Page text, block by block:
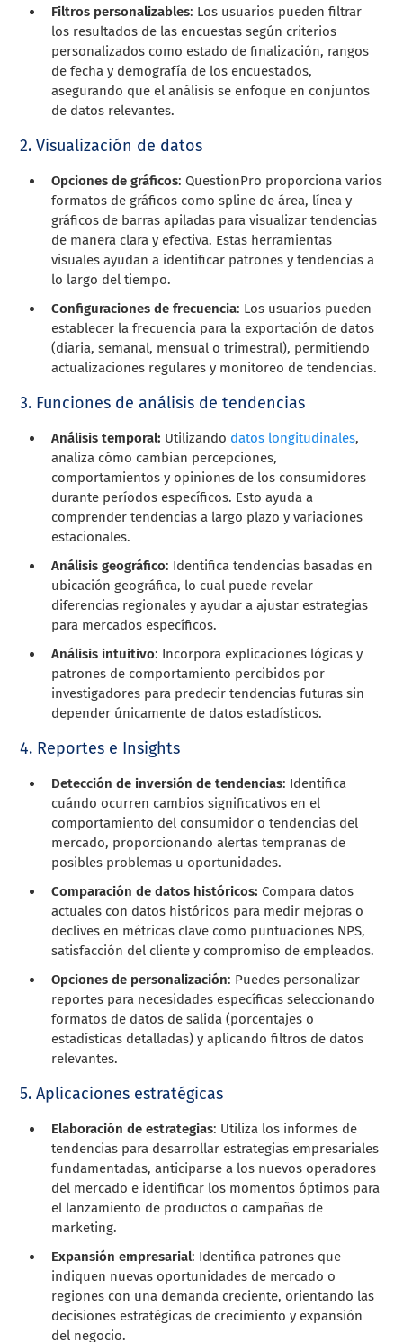
Filtros personalizables: Los usuarios pueden filtrar
los resultados de las encuestas según criterios
personalizados como estado de finalización, rangos
de fecha y demografía de los encuestados,
asegurando que el análisis se enfoque en conjuntos
de datos relevantes.
2. Visualización de datos
Opciones de gráficos: QuestionPro proporciona varios
formatos de gráficos como spline de área, línea y
gráficos de barras apiladas para visualizar tendencias
de manera clara y efectiva. Estas herramientas
visuales ayudan a identificar patrones y tendencias a
lo largo del tiempo.
Configuraciones de frecuencia: Los usuarios pueden
establecer la frecuencia para la exportación de datos
(diaria, semanal, mensual o trimestral), permitiendo
actualizaciones regulares y monitoreo de tendencias.
3. Funciones de análisis de tendencias
Análisis temporal: Utilizando datos longitudinales,
analiza cómo cambian percepciones,
comportamientos y opiniones de los consumidores
durante períodos específicos. Esto ayuda a
comprender tendencias a largo plazo y variaciones
estacionales.
Análisis geográfico: Identifica tendencias basadas en
ubicación geográfica, lo cual puede revelar
diferencias regionales y ayudar a ajustar estrategias
para mercados específicos.
Análisis intuitivo: Incorpora explicaciones lógicas y
patrones de comportamiento percibidos por
investigadores para predecir tendencias futuras sin
depender únicamente de datos estadísticos.
4. Reportes e Insights
Detección de inversión de tendencias: Identifica
cuándo ocurren cambios significativos en el
comportamiento del consumidor o tendencias del
mercado, proporcionando alertas tempranas de
posibles problemas u oportunidades.
Comparación de datos históricos: Compara datos
actuales con datos históricos para medir mejoras o
declives en métricas clave como puntuaciones NPS,
satisfacción del cliente y compromiso de empleados.
Opciones de personalización: Puedes personalizar
reportes para necesidades específicas seleccionando
formatos de datos de salida (porcentajes o
estadísticas detalladas) y aplicando filtros de datos
relevantes.
5. Aplicaciones estratégicas
Elaboración de estrategias: Utiliza los informes de
tendencias para desarrollar estrategias empresariales
fundamentadas, anticiparse a los nuevos operadores
del mercado e identificar los momentos óptimos para
el lanzamiento de productos o campañas de
marketing.
Expansión empresarial: Identifica patrones que
indiquen nuevas oportunidades de mercado o
regiones con una demanda creciente, orientando las
decisiones estratégicas de crecimiento y expansión
del negocio.